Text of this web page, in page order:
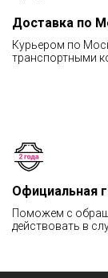
Доставка по
Курьером по
транспортными
Официальная
Поможем с
действовать в